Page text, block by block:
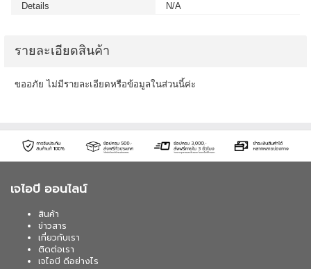
Details N/A
รายละเอียดสินค้า
ขออภัย ไม่มีรายละเอียดหรือข้อมูลในส่วนนี้ค่ะ
เจไอบี ออนไลน์
สินค้า
ข่าวสาร
เกี่ยวกับเรา
ติดต่อเรา
เจไอบี ดีอย่างไร